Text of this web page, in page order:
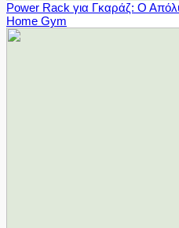
Power Rack για Γκαράζ: Ο
Home Gym